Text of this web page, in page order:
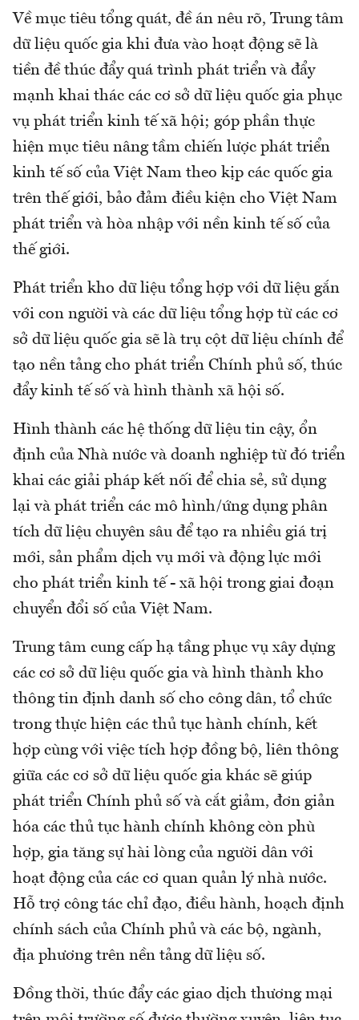
Về mục tiêu tổng quát, đề án nêu rõ, Trung tâm
dữ liệu quốc gia khi đưa vào hoạt động sẽ là
tiền đề thúc đẩy quá trình phát triển và đẩy
mạnh khai thác các cơ sở dữ liệu quốc gia phục
vụ phát triển kinh tế xã hội; góp phần thực
hiện mục tiêu nâng tầm chiến lược phát triển
kinh tế số của Việt Nam theo kịp các quốc gia
trên thế giới, bảo đảm điều kiện cho Việt Nam
phát triển và hòa nhập với nền kinh tế số của
thế giới.
Phát triển kho dữ liệu tổng hợp với dữ liệu gắn
với con người và các dữ liệu tổng hợp từ các cơ
sở dữ liệu quốc gia sẽ là trụ cột dữ liệu chính để
tạo nền tảng cho phát triển Chính phủ số, thúc
đẩy kinh tế số và hình thành xã hội số.
Hình thành các hệ thống dữ liệu tin cậy, ổn
định của Nhà nước và doanh nghiệp từ đó triển
khai các giải pháp kết nối để chia sẻ, sử dụng
lại và phát triển các mô hình/ứng dụng phân
tích dữ liệu chuyên sâu để tạo ra nhiều giá trị
mới, sản phẩm dịch vụ mới và động lực mới
cho phát triển kinh tế - xã hội trong giai đoạn
chuyển đổi số của Việt Nam.
Trung tâm cung cấp hạ tầng phục vụ xây dựng
các cơ sở dữ liệu quốc gia và hình thành kho
thông tin định danh số cho công dân, tổ chức
trong thực hiện các thủ tục hành chính, kết
hợp cùng với việc tích hợp đồng bộ, liên thông
giữa các cơ sở dữ liệu quốc gia khác sẽ giúp
phát triển Chính phủ số và cắt giảm, đơn giản
hóa các thủ tục hành chính không còn phù
hợp, gia tăng sự hài lòng của người dân với
hoạt động của các cơ quan quản lý nhà nước.
Hỗ trợ công tác chỉ đạo, điều hành, hoạch định
chính sách của Chính phủ và các bộ, ngành,
địa phương trên nền tảng dữ liệu số.
Đồng thời, thúc đẩy các giao dịch thương mại